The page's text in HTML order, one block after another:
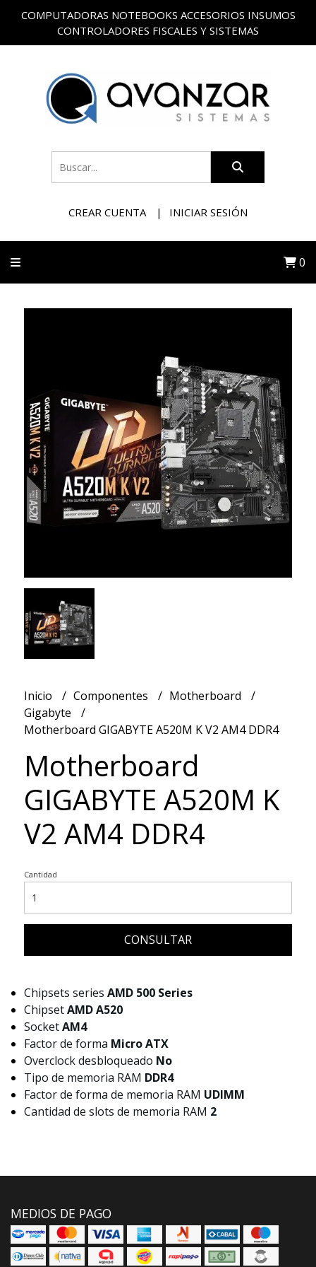
COMPUTADORAS NOTEBOOKS ACCESORIOS INSUMOS
CONTROLADORES FISCALES Y SISTEMAS
CREAR CUENTA INICIAR SESIÓN
0
Inicio Componentes
Motherboard
Gigabyte
Motherboard GIGABYTE A520M K V2 AM4 DDR4
Motherboard
GIGABYTE A520M K
V2 AM4 DDR4
Cantidad
CONSULTAR
Chipsets series AMD 500 Series
ChipsetAMD A520
SocketAM4
Factor de forma Micro ATX
Overclock desbloqueado No
Tipo de memoria RAM DDR4
Factor de forma de memoria RAM UDIMM
Cantidad de slots de memoria RAM 2
MEDIOS DE PAGO